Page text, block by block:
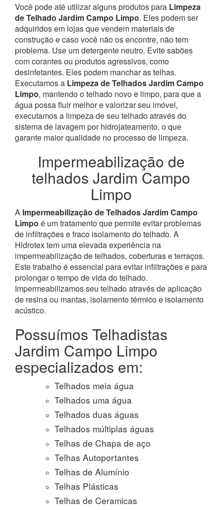
Você pode até utilizar alguns produtos para Limpeza
de Telhado Jardim Campo Limpo. Eles podem ser
adquiridos em lojas que vendem materiais de
construção e caso você não os encontre, não tem
problema. Use um detergente neutro. Evite sabões
com corantes ou produtos agressivos, como
desinfetantes. Eles podem manchar as telhas.
Executamos a Limpeza de Telhados Jardim Campo
Limpo, mantendo o telhado novo e limpo, para que a
água possa fluir melhor e valorizar seu imóvel,
executamos a limpeza de seu telhado através do
sistema de lavagem por hidrojateamento, o que
garante maior qualidade no processo de limpeza.
Impermeabilização de
telhados Jardim Campo
Limpo
A Impermeabilização de Telhados Jardim Campo
Limpo é um tratamento que permite evitar problemas
de infiltrações e fraco isolamento do telhado. A
Hidrotex tem uma elevada experiência na
impermeabilização de telhados, coberturas e terraços.
Este trabalho é essencial para evitar infiltrações e para
prolongar o tempo de vida do telhado.
Impermeabilizamos seu telhado através de aplicação
de resina ou mantas, isolamento térmico e isolamento
acústico.
Possuímos Telhadistas
Jardim Campo Limpo
especializados em:
Telhados meia água
Telhados uma água
Telhados duas águas
Telhados múltiplas águas
Telhas de Chapa de aço
Telhas Autoportantes
Telhas de Alumínio
Telhas Plásticas
Telhas de Ceramicas